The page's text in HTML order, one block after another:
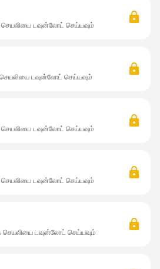
டவுன்லோட் செய்யவும்
டவுன்லோட் செய்யவும்
டவுன்லோட் செய்யவும்
டவுன்லோட் செய்யவும்
டவுன்லோட் செய்யவும்